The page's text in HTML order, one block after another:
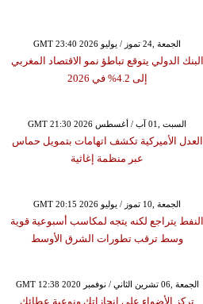
GMT 23:40 2026 الجمعة ,24 تموز / يوليو
البنك الدولي يتوقع تباطؤ نمو الاقتصاد المغربي
إلى 4.2% في 2026
GMT 21:30 2026 السبت ,01 آب / أغسطس
العدل الأميركية تكشف اتهامات بتمويل حماس
عبر منظمة إغاثية
GMT 20:15 2026 الجمعة ,10 تموز / يوليو
النفط يتراجع لكنه يتجه لمكاسب أسبوعية قوية
وسط ترقب تطورات الشرق الأوسط
GMT 12:38 2020 الجمعة ,06 تشرين الثاني / نوفمبر
تركز الأضواء على إنجازاتك ونوعية عطائك